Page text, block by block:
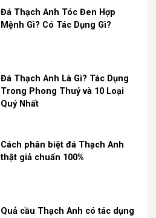
Đá Thạch Anh Tóc Đen Hợp
Mệnh Gì? Có Tác Dụng Gì?
Đá Thạch Anh Là Gì? Tác Dụng
Trong Phong Thuỷ và 10 Loại
Quý Nhất
Cách phân biệt đá Thạch Anh
thật giả chuẩn 100%
Quả cầu Thạch Anh có tác dụng